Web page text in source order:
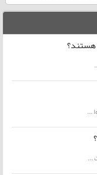
هستند؟
...
...